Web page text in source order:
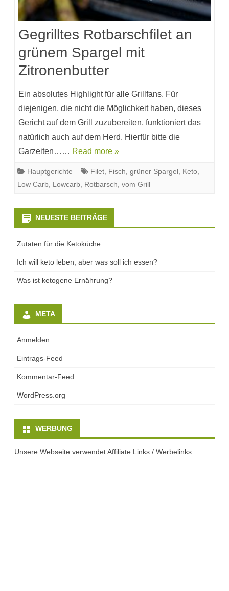
Gegrilltes Rotbarschfilet an
grünem Spargel mit
Zitronenbutter
Ein absolutes Highlight für alle Grillfans. Für
diejenigen, die nicht die Möglichkeit haben, dieses
Gericht auf dem Grill zuzubereiten, funktioniert das
natürlich auch auf dem Herd. Hierfür bitte die
Garzeiten…… Read more »
Hauptgerichte Filet, Fisch, grüner Spargel, Keto,
Low Carb, Lowcarb, Rotbarsch, vom Grill
NEUESTE BEITRÄGE
Zutaten für die Ketoküche
Ich will keto leben, aber was soll ich essen?
Was ist ketogene Ernährung?
META
Anmelden
Eintrags-Feed
Kommentar-Feed
WordPress.org
WERBUNG
Unsere Webseite verwendet Affiliate Links / Werbelinks